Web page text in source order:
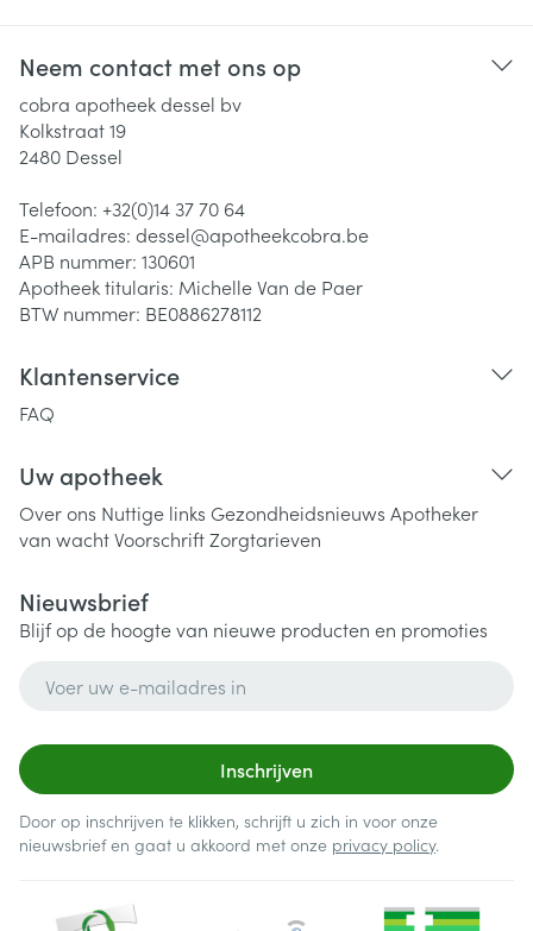
Neem contact met ons op
cobra apotheek dessel bv
Kolkstraat 19
2480 Dessel
Telefoon: +32(0)14 37 70 64
E-mailadres: dessel@apotheekcobra.be
APB nummer: 130601
Apotheek titularis: Michelle Van de Paer
BTW nummer: BE0886278112
Klantenservice
FAQ
Uw apotheek
Over ons Nuttige links Gezondheidsnieuws Apotheker
van wachtVoorschriftZorgtarieven
Nieuwsbrief
Blijf op de hoogte van nieuwe producten en promoties
Inschrijven
Door op inschrijven te klikken, schrijft u zich in voor onze
nieuwsbrief en gaat u akkoord met onze privacy policy.